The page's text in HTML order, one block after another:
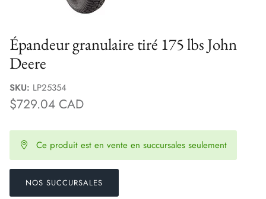
Épandeur granulaire tiré 175 lbs John
Deere
SKU: LP25354
$729.04 CAD
Ce produit est en vente en succursales seulement
NOS SUCCURSALES